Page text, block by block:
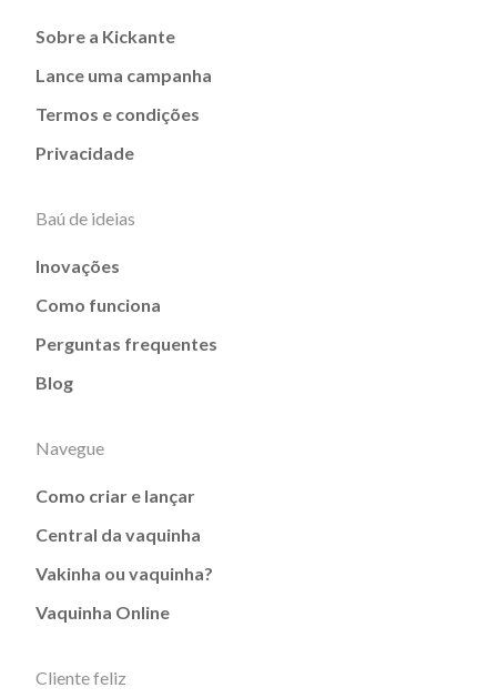
Sobre a Kickante
Lance uma campanha
Termos e condições
Privacidade
Baú de ideias
Inovações
Como funciona
Perguntas frequentes
Blog
Navegue
Como criar e lançar
Central da vaquinha
Vakinha ou vaquinha?
Vaquinha Online
Cliente feliz